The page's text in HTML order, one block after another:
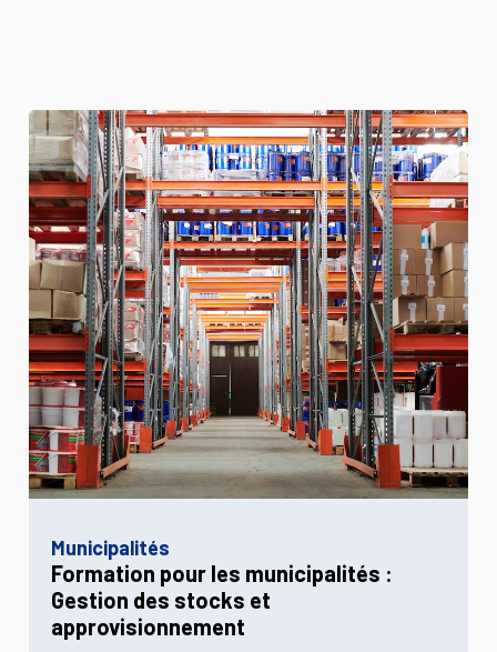
Municipalités
Formation pour les municipalités :
Gestion des stocks et
approvisionnement